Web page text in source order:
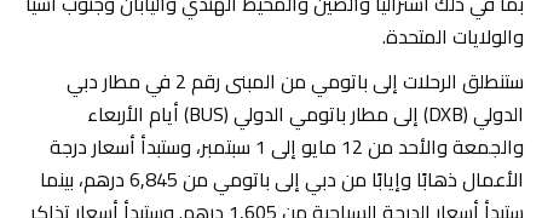
والولايات المتحدة.
ستنطلق الرحلات إلى باتومي من المبنى رقم 2 في مطار دبي
الدولي (DXB) إلى مطار باتومي الدولي (BUS) أيام الأربعاء
والجمعة والأحد من 12 مايو إلى 1 سبتمبر، وستبدأ أسعار درجة
الأعمال ذهابًا وإيابًا من دبي إلى باتومي من 6,845 درهم، بينما